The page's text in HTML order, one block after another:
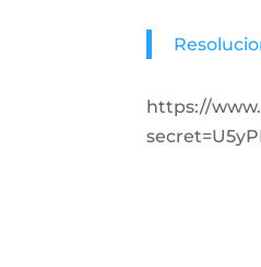
https://